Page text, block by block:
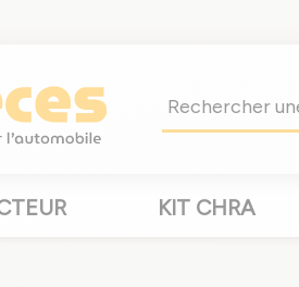
KIT CHRA